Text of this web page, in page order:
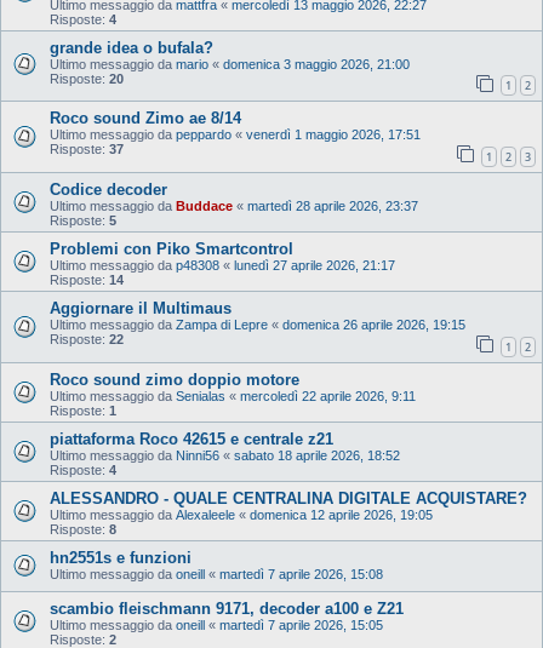
Ultimo messaggio da mattfra « mercoledì 13 maggio 2026, 22:27
Risposte: 4
grande idea o bufala?
Ultimo messaggio da mario « domenica 3 maggio 2026, 21:00
Risposte: 20 1 2
Roco sound Zimo ae 8/14
Ultimo messaggio da peppardo « venerdì 1 maggio 2026, 17:51
Risposte: 37 1 2 3
Codice decoder
Ultimo messaggio da Buddace « martedì 28 aprile 2026, 23:37
Risposte: 5
Problemi con Piko Smartcontrol
Ultimo messaggio da p48308 « lunedì 27 aprile 2026, 21:17
Risposte: 14
Aggiornare il Multimaus
Ultimo messaggio da Zampa di Lepre « domenica 26 aprile 2026, 19:15
Risposte: 22 1 2
Roco sound zimo doppio motore
Ultimo messaggio da Senialas « mercoledì 22 aprile 2026, 9:11
Risposte: 1
piattaforma Roco 42615 e centrale z21
Ultimo messaggio da Ninni56 « sabato 18 aprile 2026, 18:52
Risposte: 4
ALESSANDRO - QUALE CENTRALINA DIGITALE ACQUISTARE?
Ultimo messaggio da Alexaleele « domenica 12 aprile 2026, 19:05
Risposte: 8
hn2551s e funzioni
Ultimo messaggio da oneill « martedì 7 aprile 2026, 15:08
scambio fleischmann 9171, decoder a100 e Z21
Ultimo messaggio da oneill « martedì 7 aprile 2026, 15:05
Risposte: 2